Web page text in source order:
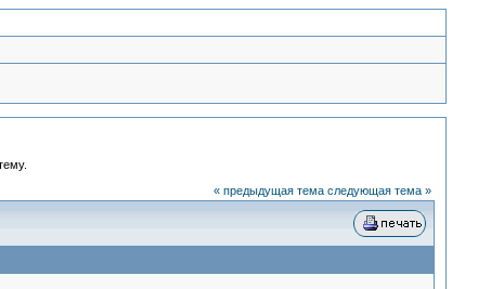
« предыдущая тема следующая тема »